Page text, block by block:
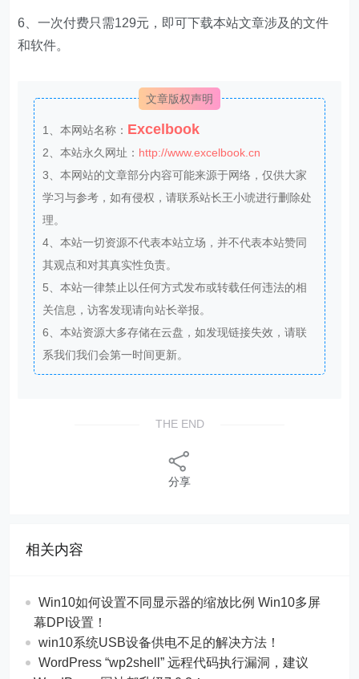
6、一次付费只需129元，即可下载本站文章涉及的文件
和软件。
文章版权声明
1、本网站名称： Excelbook
2、本站永久网址： http://www.excelbook.cn
3、本网站的文章部分内容可能来源于网络，仅供大家
学习与参考，如有侵权，请联系站长王小琥进行删除处
理。
4、本站一切资源不代表本站立场，并不代表本站赞同
其观点和对其真实性负责。
5、本站一律禁止以任何方式发布或转载任何违法的相
关信息，访客发现请向站长举报。
6、本站资源大多存储在云盘，如发现链接失效，请联
系我们我们会第一时间更新。
THE END
分享
相关内容
Win10如何设置不同显示器的缩放比例 Win10多屏
幕DPI设置！
win10系统USB设备供电不足的解决方法！
WordPress “wp2shell” 远程代码执行漏洞，建议